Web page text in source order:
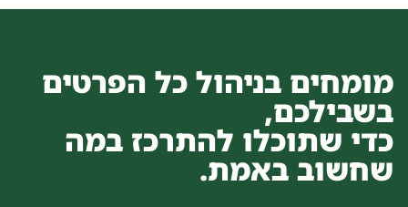
מומחים בניהול כל הפרטים
בשבילכם,
כדי שתוכלו להתרכז במה
שחשוב באמת.